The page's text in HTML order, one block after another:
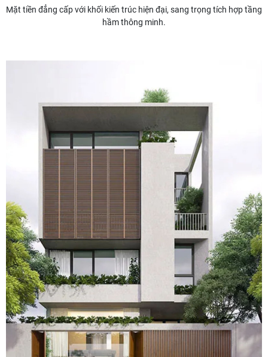
Mặt tiền đẳng cấp với khối kiến trúc hiện đại, sang trọng tích hợp tầng
hầm thông minh.